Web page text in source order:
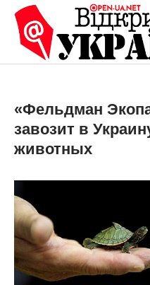
Перейти
вмісту
«Фельдман
завозит в
животных